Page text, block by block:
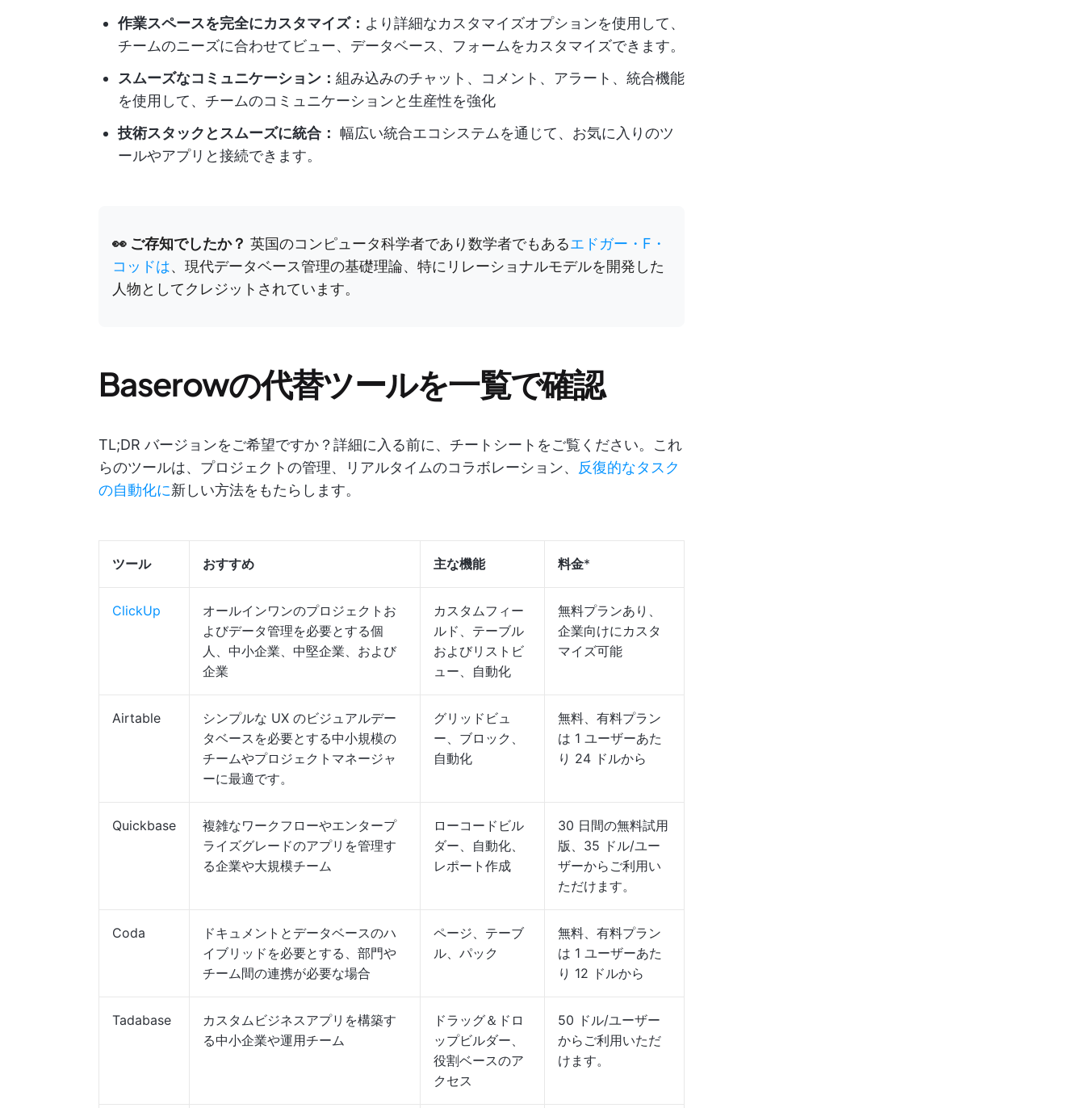
作業スペースを完全にカスタマイズ： より詳細なカスタマイズオプションを使用して、
チームのニーズに合わせてビュー、データベース、フォームをカスタマイズできます。
スムーズなコミュニケーション： 組み込みのチャット、コメント、アラート、統合機能
を使用して、チームのコミュニケーションと生産性を強化
技術スタックとスムーズに統合： 幅広い統合エコシステムを通じて、お気に入りのツ
ールやアプリと接続できます。
👀 ご存知でしたか？ 英国のコンピュータ科学者であり数学者でもあるエドガー・F・
コッドは、現代データベース管理の基礎理論、特にリレーショナルモデルを開発した
人物としてクレジットされています。
Baserowの代替ツールを一覧で確認
TL;DR バージョンをご希望ですか？詳細に入る前に、チートシートをご覧ください。これ
らのツールは、プロジェクトの管理、リアルタイムのコラボレーション、 反復的なタスク
の自動化に新しい方法をもたらします。
ツール おすすめ 主な機能 料金*
ClickUp
オールインワンのプロジェクトお
よびデータ管理を必要とする個
人、中小企業、中堅企業、および
企業
カスタムフィー
ルド、テーブル
およびリストビ
ュー、自動化
無料プランあり、
企業向けにカスタ
マイズ可能
Airtable
シンプルな UX のビジュアルデー
タベースを必要とする中小規模の
チームやプロジェクトマネージャ
ーに最適です。
グリッドビュ
ー、ブロック、
自動化
無料、有料プラン
は 1 ユーザーあた
り 24 ドルから
Quickbase
複雑なワークフローやエンタープ
ライズグレードのアプリを管理す
る企業や大規模チーム
ローコードビル
ダー、自動化、
レポート作成
30 日間の無料試用
版、35 ドル/ユー
ザーからご利用い
ただけます。
Coda
ドキュメントとデータベースのハ
イブリッドを必要とする、部門や
チーム間の連携が必要な場合
ページ、テーブ
ル、パック
無料、有料プラン
は 1 ユーザーあた
り 12 ドルから
Tadabase
カスタムビジネスアプリを構築す
る中小企業や運用チーム
ドラッグ＆ドロ
ップビルダー、
役割ベースのア
クセス
50 ドル/ユーザー
からご利用いただ
けます。